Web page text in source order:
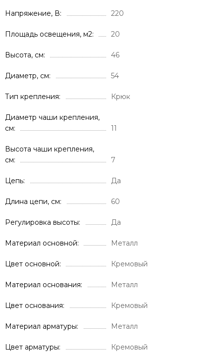
Напряжение, В 220
Площадь освещения, м2 20
Высота, см 46
Диаметр, см 54
Тип крепления Крюк
Диаметр чаши крепления,
cм
11
Высота чаши крепления,
см
7
Цепь Да
Длина цепи, см 60
Регулировка высоты Да
Материал основной Металл
Цвет основной Кремовый
Материал основания Металл
Цвет основания Кремовый
Материал арматуры Металл
Цвет арматуры Кремовый